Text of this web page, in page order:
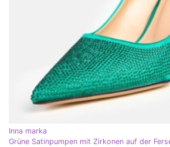
Inna marka
Grüne Satinpumpen mit Zirkonen auf der